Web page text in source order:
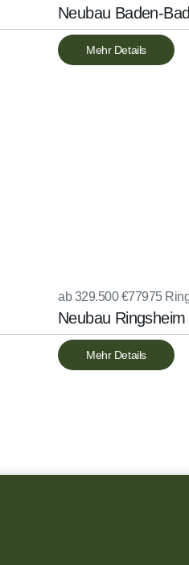
Neubau Baden-
Mehr Details
ab 329.500 €77975
Neubau
Mehr Details